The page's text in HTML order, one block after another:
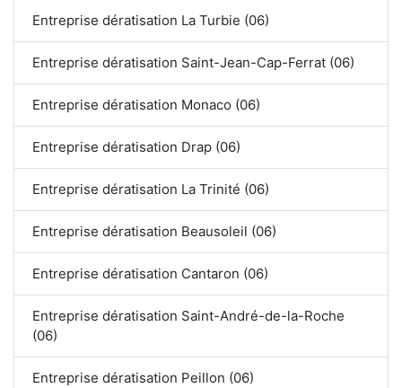
Entreprise dératisation La Turbie (06)
Entreprise dératisation Saint-Jean-Cap-Ferrat (06)
Entreprise dératisation Monaco (06)
Entreprise dératisation Drap (06)
Entreprise dératisation La Trinité (06)
Entreprise dératisation Beausoleil (06)
Entreprise dératisation Cantaron (06)
Entreprise dératisation Saint-André-de-la-Roche
(06)
Entreprise dératisation Peillon (06)